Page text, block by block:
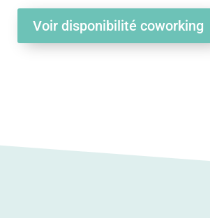
Voir disponibilité coworking